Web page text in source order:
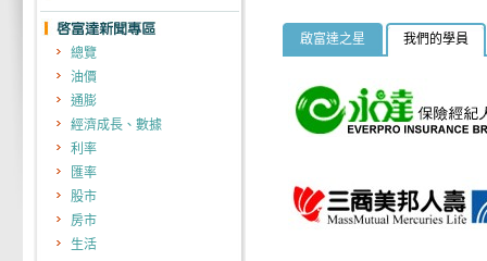
總覽
油價
通膨
經濟成長、數據
利率
匯率
股市
房市
生活
啟富達之星 我們的學員